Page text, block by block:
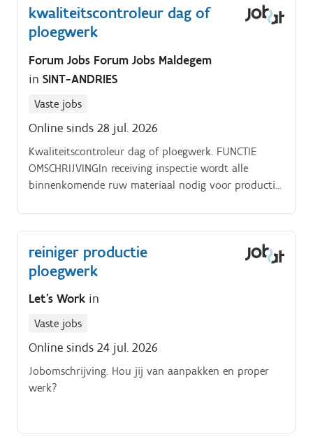
kwaliteitscontroleur dag of
ploegwerk
Forum Jobs Forum Jobs Maldegem
in SINT-ANDRIES
Vaste jobs
Online sinds 28 jul. 2026
Kwaliteitscontroleur dag of ploegwerk. FUNCTIE
OMSCHRIJVINGIn receiving inspectie wordt alle
binnenkomende ruw materiaal nodig voor productie
studievereisten
reiniger productie
ploegwerk
Let's Work in
Vaste jobs
Online sinds 24 jul. 2026
Jobomschrijving. Hou jij van aanpakken en proper
werk?